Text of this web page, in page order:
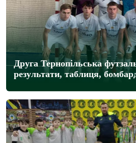
Друга Тернопільська
результати, таблиця,